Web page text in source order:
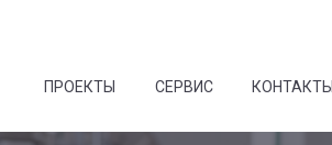
ПРОЕКТЫ СЕРВИС КОНТАКТЫ